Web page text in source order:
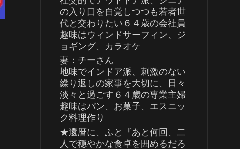
の入り口を自覚しつつも若者世
代と交わりたい６４歳の会社員
趣味はウィンドサーフィン、ジ
ョギング、カラオケ
妻：チーさん
地味でインドア派、刺激のない
繰り返しの家事を大切に、日々
淡々と過ごす６４歳の専業主婦
趣味はパン、お菓子、エスニッ
ク料理作り
★還暦に、ふと『あと何回、二
人で穏やかな食卓を囲めるだろ